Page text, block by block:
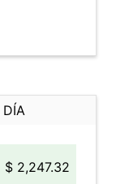
DÍA
$ 2,247.32